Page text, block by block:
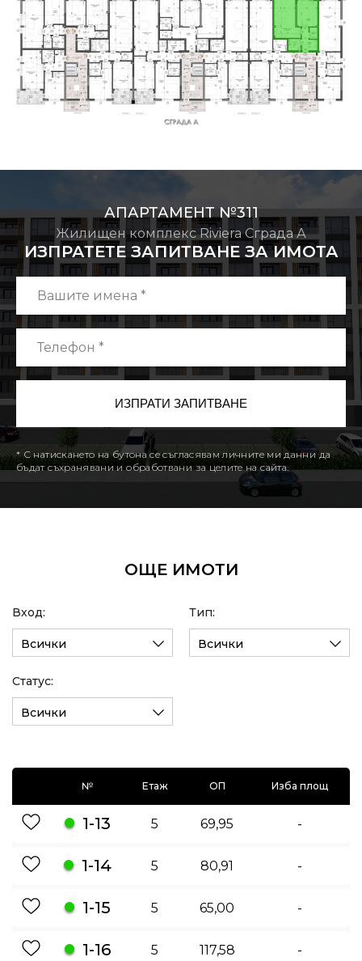
АПАРТАМЕНТ №311
Жилищен комплекс Riviera Сграда А
ИЗПРАТЕТЕ ЗАПИТВАНЕ ЗА ИМОТА
* С натискането на бутона се съгласявам личните ми данни да
бъдат съхранявани и обработвани за целите на сайта.
ОЩЕ ИМОТИ
Вход:
Всички
Тип:
Всички
Статус:
Всички
№ Етаж ОП Изба площ
1-13 5 69,95 -
1-14 5 80,91 -
1-15 5 65,00 -
1-16 5 117,58 -